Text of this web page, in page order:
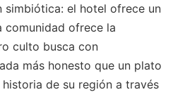
simbiótica: el hotel ofrece un
comunidad ofrece la
culto busca con
más honesto que un plato
de su región a través